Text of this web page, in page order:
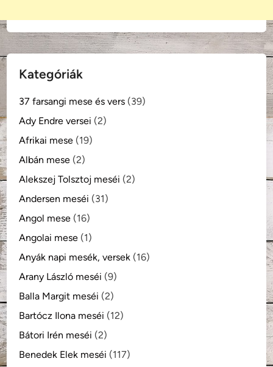
Kategóriák
37 farsangi mese és vers (39)
Ady Endre versei (2)
Afrikai mese (19)
Albán mese (2)
Alekszej Tolsztoj meséi (2)
Andersen meséi (31)
Angol mese (16)
Angolai mese (1)
Anyák napi mesék, versek (16)
Arany László meséi (9)
Balla Margit meséi (2)
Bartócz Ilona meséi (12)
Bátori Irén meséi (2)
Benedek Elek meséi (117)